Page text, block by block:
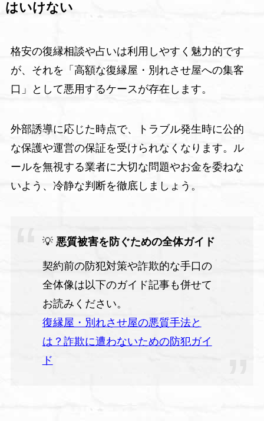
はいけない
格安の復縁相談や占いは利用しやすく魅力的です
が、それを「高額な復縁屋・別れさせ屋への集客
口」として悪用するケースが存在します。
外部誘導に応じた時点で、トラブル発生時に公的
な保護や運営の保証を受けられなくなります。ル
ールを無視する業者に大切な問題やお金を委ねな
いよう、冷静な判断を徹底しましょう。
💡 悪質被害を防ぐための全体ガイド
契約前の防犯対策や詐欺的な手口の
全体像は以下のガイド記事も併せて
お読みください。
復縁屋・別れさせ屋の悪質手法と
は？詐欺に遭わないための防犯ガイ
ド